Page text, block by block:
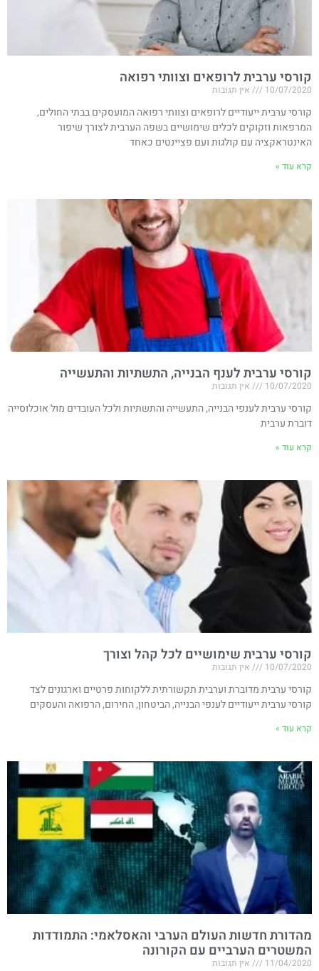
קורסי ערבית לרופאים וצוותי רפואה
10/07/2020 אין תגובות
קורסי ערבית ייעודיים לרופאים וצוותי רפואה המועסקים בבתי החולים,
המרפאות וזקוקים לכלים שימושיים בשפה הערבית לצורך שיפור
האינטראקציה עם קולגות ועם פציינטים כאחד
קרא עוד »
קורסי ערבית לענף הבנייה, התשתיות והתעשייה
10/07/2020 אין תגובות
קורסי ערבית לענפי הבנייה, התעשייה והתשתיות ולכל העובדים מול אוכלוסייה
דוברת ערבית
קרא עוד »
קורסי ערבית שימושיים לכל קהל וצורך
10/07/2020 אין תגובות
קורסי ערבית מדוברת וערבית תקשורתית ללקוחות פרטיים וארגונים לצד
קורסי ערבית ייעודיים לענפי הבנייה, הביטחון, החירום, הרפואה והעסקים
קרא עוד »
מהדורת חדשות העולם הערבי והאסלאמי: התמודדות
המשטרים הערביים עם הקורונה
11/04/2020 אין תגובות